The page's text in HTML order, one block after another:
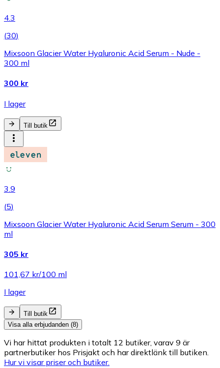
4.3
(30)
Mixsoon Glacier Water Hyaluronic Acid Serum - Nude -
300 ml
300 kr
I lager
Till butik
3.9
(5)
Mixsoon Glacier Water Hyaluronic Acid Serum Serum - 300
ml
305 kr
101,67 kr/100 ml
I lager
Till butik
Visa alla erbjudanden (8)
Vi har hittat produkten i totalt 12 butiker, varav 9 är
partnerbutiker hos Prisjakt och har direktlänk till butiken.
Hur vi visar priser och butiker.